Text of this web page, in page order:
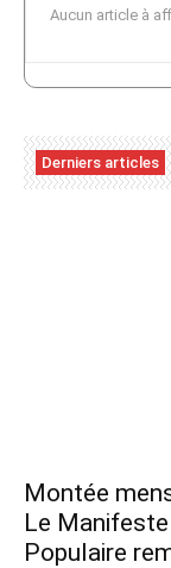
Aucun article à
Derniers articles
Montée
Le
Populaire